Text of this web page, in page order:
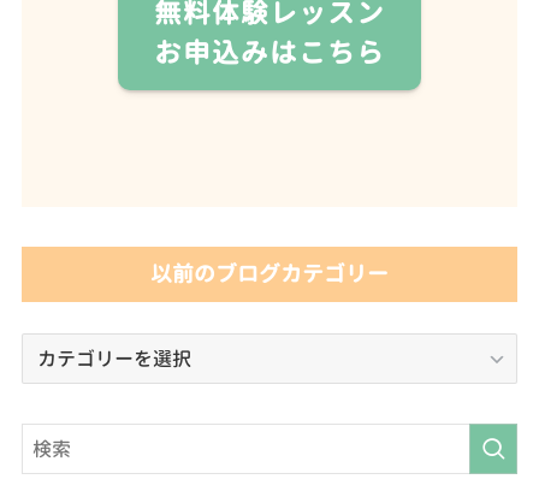
無料体験レッスン
お申込みはこちら
以前のブログカテゴリー
前
ブ
ロ